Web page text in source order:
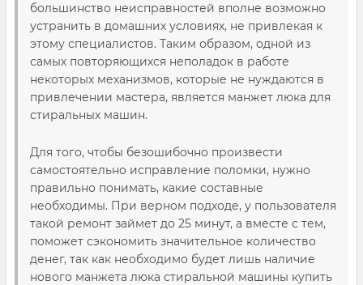
большинство неисправностей вполне возможно
устранить в домашних условиях, не привлекая к
этому специалистов. Таким образом, одной из
самых повторяющихся неполадок в работе
некоторых механизмов, которые не нуждаются в
привлечении мастера, является манжет люка для
стиральных машин.
Для того, чтобы безошибочно произвести
самостоятельно исправление поломки, нужно
правильно понимать, какие составные
необходимы. При верном подходе, у пользователя
такой ремонт займет до 25 минут, а вместе с тем,
поможет сэкономить значительное количество
денег, так как необходимо будет лишь наличие
нового манжета люка стиральной машины купить